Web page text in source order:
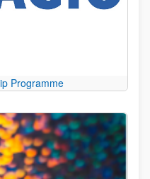
Programme